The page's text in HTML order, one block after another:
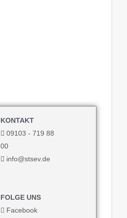
KONTAKT
09103 - 719 88
00
info@stsev.de
FOLGE UNS
Facebook